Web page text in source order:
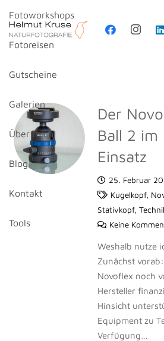
Fotoworkshops
Fotoreisen
Gutscheine
Galerien
Über mich
Blog
Kontakt
Tools
Der
Ball 2 im
Einsatz
25. Februar
Kugelkopf,
Stativkopf,
Keine
Weshalb nutze
Zunächst
Novoflex noch
Hersteller
Hinsicht
Equipment zu
Verfügung…